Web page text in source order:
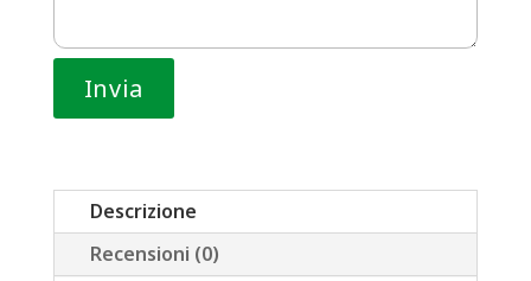
Descrizione
Recensioni (0)